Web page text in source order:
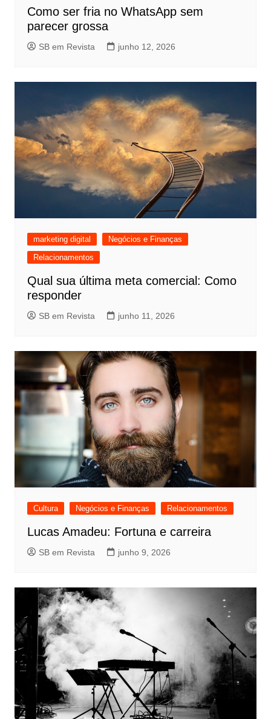
Como ser fria no WhatsApp sem
parecer grossa
SB em Revista junho 12, 2026
marketing digital
Negócios e Finanças
Relacionamentos
Qual sua última meta comercial: Como
responder
SB em Revista junho 11, 2026
Cultura Negócios e Finanças Relacionamentos
Lucas Amadeu: Fortuna e carreira
SB em Revista junho 9, 2026